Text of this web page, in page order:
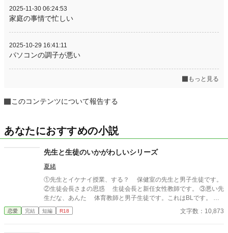
2025-11-30 06:24:53
家庭の事情で忙しい
2025-10-29 16:41:11
パソコンの調子が悪い
もっと見る
このコンテンツについて報告する
あなたにおすすめの小説
先生と生徒のいかがわしいシリーズ
夏緒
①先生とイケナイ授業、する？ 保健室の先生と男子生徒です。
②生徒会長さまの思惑 生徒会長と新任女性教師です。 ③悪い先
生だな、あんた 体育教師と男子生徒です。これはBLです。 ど
んな理由があろうが学校でいかがわしいことをしてはいけません
よ〜！ これ全部、やったらダメですからねっ！
恋愛 完結 短編 R18 文字数：10,873